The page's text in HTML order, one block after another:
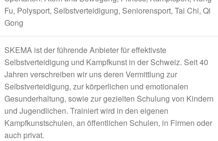
Fu, Polysport, Selbstverteidigung, Seniorensport, Tai Chi, Qi
Gong
SKEMA ist der führende Anbieter für effektivste
Selbstverteidigung und Kampfkunst in der Schweiz. Seit 40
Jahren verschreiben wir uns deren Vermittlung zur
Selbstverteidigung, zur körperlichen und emotionalen
Gesunderhaltung, sowie zur gezielten Schulung von Kindern
und Jugendlichen. Trainiert wird in den eigenen
Kampfkunstschulen, an öffentlichen Schulen, in Firmen oder
auch privat.